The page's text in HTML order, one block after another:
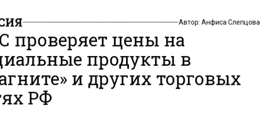
Автор: Анфиса Слепцова
проверяет цены на
продукты в
и других торговых
РФ